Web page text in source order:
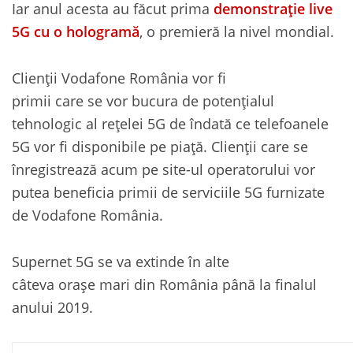
Iar anul acesta au făcut prima demonstrație live
5G cu o hologramă, o premieră la nivel mondial.
Clienții Vodafone România vor fi
primii care se vor bucura de potențialul
tehnologic al rețelei 5G de îndată ce telefoanele
5G vor fi disponibile pe piață. Clienții care se
înregistrează acum pe site-ul operatorului vor
putea beneficia primii de serviciile 5G furnizate
de Vodafone România.
Supernet 5G se va extinde în alte
câteva orașe mari din România până la finalul
anului 2019.